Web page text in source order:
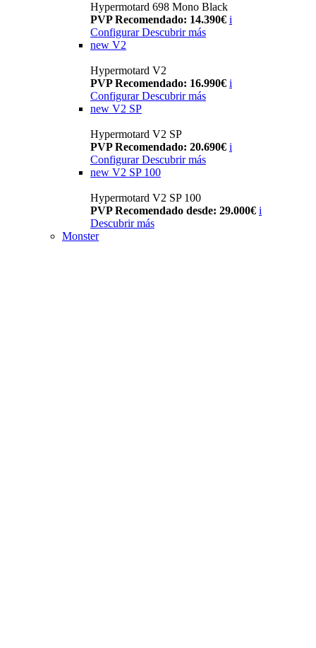
Hypermotard 698 Mono Black
PVP Recomendado: 14.390€ i
Configurar Descubrir más
new V2
Hypermotard V2
PVP Recomendado: 16.990€ i
Configurar Descubrir más
new V2 SP
Hypermotard V2 SP
PVP Recomendado: 20.690€ i
Configurar Descubrir más
new V2 SP 100
Hypermotard V2 SP 100
PVP Recomendado desde: 29.000€ i
Descubrir más
Monster